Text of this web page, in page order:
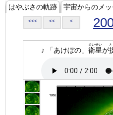
はやぶさの軌跡 宇宙からのメ
<<< << <
♪ 「あけぼの」 衛星
えいせい
が
と